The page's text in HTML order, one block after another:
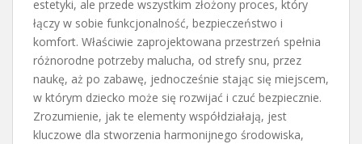
estetyki, ale przede wszystkim złożony proces, który
łączy w sobie funkcjonalność, bezpieczeństwo i
komfort. Właściwie zaprojektowana przestrzeń spełnia
różnorodne potrzeby malucha, od strefy snu, przez
naukę, aż po zabawę, jednocześnie stając się miejscem,
w którym dziecko może się rozwijać i czuć bezpiecznie.
Zrozumienie, jak te elementy współdziałają, jest
kluczowe dla stworzenia harmonijnego środowiska,